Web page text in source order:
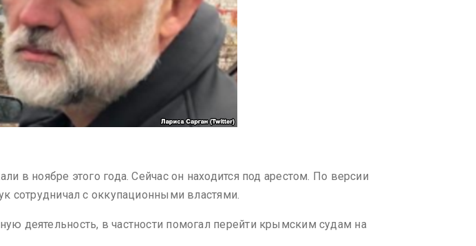
в ноябре этого года. Сейчас он находится под арестом. По версии
сотрудничал с оккупационными властями.
деятельность, в частности помогал перейти крымским судам на